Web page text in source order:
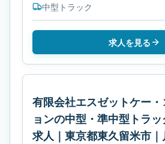
中型トラック
求人を見る
有限会社エスゼットケー
ョンの中型・準中型トラ
求人｜東京都東久留米市